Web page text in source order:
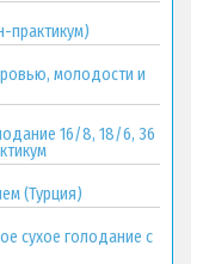
16/8, 18/6, 36
(Турция)
сухое голодание с